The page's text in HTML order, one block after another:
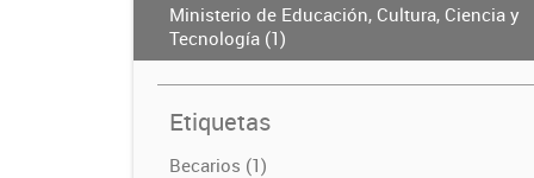
Ministerio de Educación, Cultura, Ciencia y
Tecnología (1)
Etiquetas
Becarios (1)